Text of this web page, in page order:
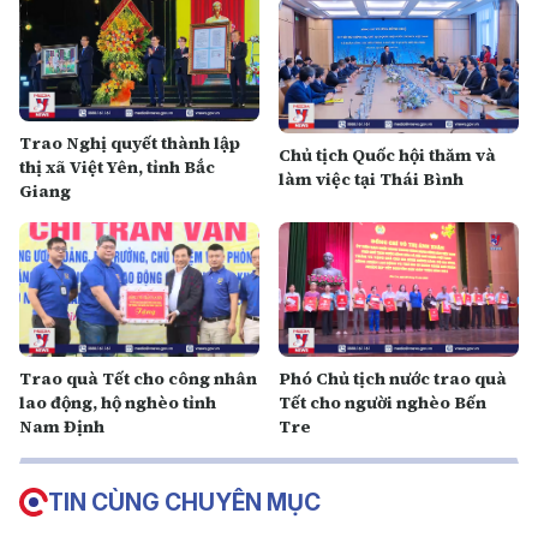
Trao Nghị quyết thành lập
thị xã Việt Yên, tỉnh Bắc
Giang
Chủ tịch Quốc hội thăm và
làm việc tại Thái Bình
Trao quà Tết cho công nhân
lao động, hộ nghèo tỉnh
Nam Định
Phó Chủ tịch nước trao quà
Tết cho người nghèo Bến
Tre
TIN CÙNG CHUYÊN MỤC